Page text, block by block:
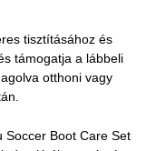
tisztításához és
támogatja a lábbeli
otthoni vagy
Soccer Boot Care Set